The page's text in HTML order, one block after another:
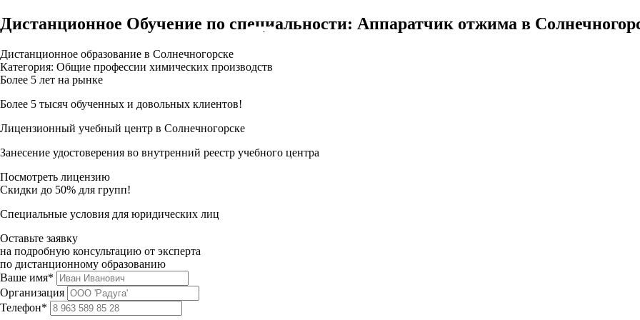
Дистанционное Обучение по специальности: Аппаратчик отжима в
Дистанционное образование в Солнечногорске
Категория: Общие профессии химических производств
Более 5 лет на рынке
Более 5 тысяч обученных и довольных клиентов!
Лицензионный учебный центр в Солнечногорске
Занесение удостоверения во внутренний реестр учебного центра
Посмотреть лицензию
Скидки до 50% для групп!
Специальные условия для юридических лиц
Оставьте заявку
на подробную консультацию от эксперта
по дистанционному образованию
Ваше имя*
Организация
Телефон*